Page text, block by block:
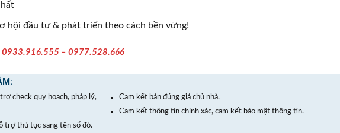
hội đầu tư & phát triển theo cách bền vững!
0933.916.555 – 0977.528.666
check quy hoạch, pháp lý,
Cam kết bán đúng giá chủ nhà.
Cam kết thông tin chính xác, cam kết bảo mật thông tin.
trợ thủ tục sang tên sổ đỏ.